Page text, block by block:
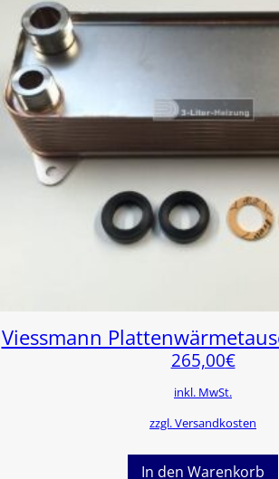
Viessmann
265,00€
inkl. MwSt.
zzgl. Versandkosten
In den Warenkorb